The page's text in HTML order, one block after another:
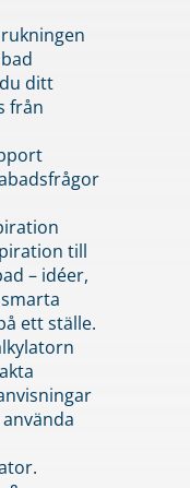
ditt
från
till
– idéer,
ett ställe.